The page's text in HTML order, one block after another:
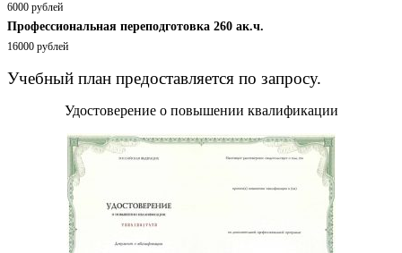
6000 рублей
Профессиональная переподготовка 260 ак.ч.
16000 рублей
Учебный план предоставляется по запросу.
Удостоверение о повышении квалификации